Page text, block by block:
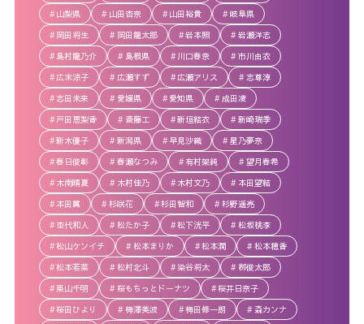
山梨県
山田杏奈 山田裕貴
岐阜県
岡田将生
岡田龍太郎 岩本照
岩瀬洋志
島村龍乃介
島根県 川口春奈
市川由衣
広末涼子
広瀬すず 広瀬アリス
志尊淳
志田未来
愛媛県 愛知県
成田凌
戸田恵梨香
斎藤工 新垣結衣
新崎瑞季
新木優子
新潟県 早見沙織
星乃夢奈
春日俊彰
春瀬なつみ 有村架純
望月春希
木南晴夏
木村佳乃 木村文乃
本田望結
本田翼
杉咲花 杉田智和
杉野遥亮
杢代和人
松たか子 松下洸平
松坂桃李
松山ケンイチ
松本まりか 松本潤
松本穂香
松本若菜
松村北斗 染谷将太
栁俊太郎
栗山千明
桜もちっとドーナツ
桜井日奈子
桜田ひより
梅澤美波 梅田修一朗
森カンナ